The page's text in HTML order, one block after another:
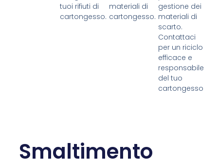
tuoi rifiuti di
cartongesso.
materiali di
cartongesso.
gestione dei
materiali di
scarto.
Contattaci
per un riciclo
efficace e
responsabile
del tuo
cartongesso
Smaltimento